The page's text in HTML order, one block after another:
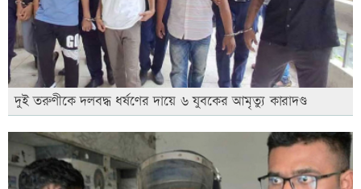
দুই তরুণীকে দলবদ্ধ ধর্ষণের দায়ে ৬ যুবকের আমৃত্যু কারাদণ্ড